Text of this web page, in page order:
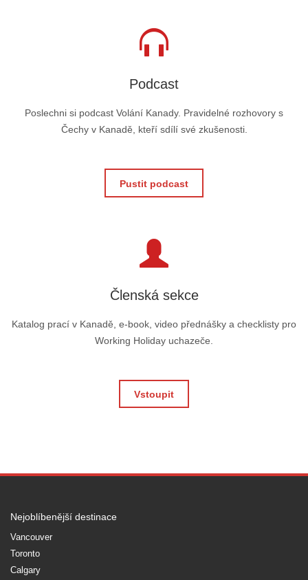
Podcast
Poslechni si podcast Volání Kanady. Pravidelné rozhovory s
Čechy v Kanadě, kteří sdílí své zkušenosti.
Pustit podcast
Členská sekce
Katalog prací v Kanadě, e-book, video přednášky a checklisty pro
Working Holiday uchazeče.
Vstoupit
Nejoblíbenější destinace
Vancouver
Toronto
Calgary